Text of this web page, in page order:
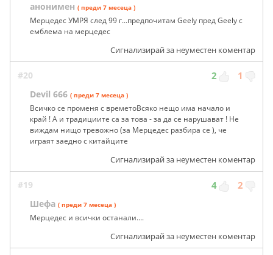
анонимен ( преди 7 месеца )
Мерцедес УМРЯ след 99 г...предпочитам Geely пред Geely с
емблема на мерцедес
Сигнализирай за неуместен коментар
#20 2 1
Devil 666 ( преди 7 месеца )
Всичко се променя с времетоВсяко нещо има начало и
край ! А и традициите са за това - за да се нарушават ! Не
виждам нищо тревожно (за Мерцедес разбира се ), че
играят заедно с китайците
Сигнализирай за неуместен коментар
#19 4 2
Шефа ( преди 7 месеца )
Мерцедес и всички останали....
Сигнализирай за неуместен коментар